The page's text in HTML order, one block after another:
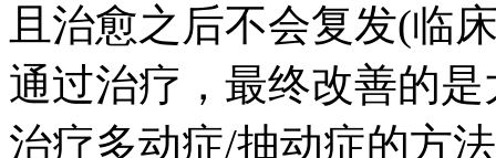
且治愈之后不会复发(临
通过治疗，最终改善的
治疗多动症/抽动症的方